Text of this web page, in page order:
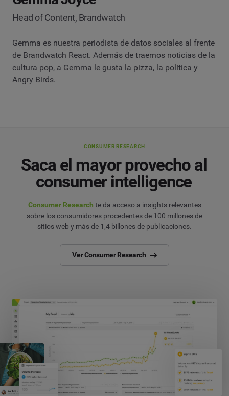
Head of Content, Brandwatch
Gemma es nuestra periodista de datos sociales al frente
de Brandwatch React. Además de traernos noticias de la
cultura pop, a Gemma le gusta la pizza, la política y
Angry Birds.
CONSUMER RESEARCH
Saca el mayor provecho al
consumer intelligence
Consumer Research te da acceso a insights relevantes
sobre los consumidores procedentes de 100 millones de
sitios web y más de 1,4 billones de publicaciones.
Ver Consumer Research